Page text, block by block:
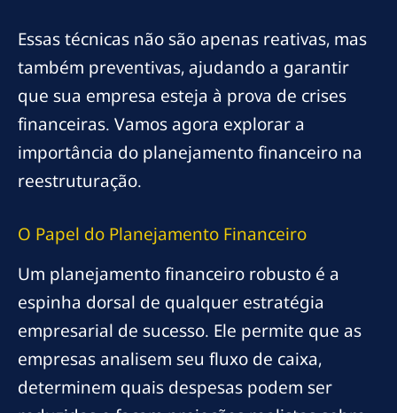
Essas técnicas não são apenas reativas, mas
também preventivas, ajudando a garantir
que sua empresa esteja à prova de crises
financeiras. Vamos agora explorar a
importância do planejamento financeiro na
reestruturação.
O Papel do Planejamento Financeiro
Um planejamento financeiro robusto é a
espinha dorsal de qualquer estratégia
empresarial de sucesso. Ele permite que as
empresas analisem seu fluxo de caixa,
determinem quais despesas podem ser